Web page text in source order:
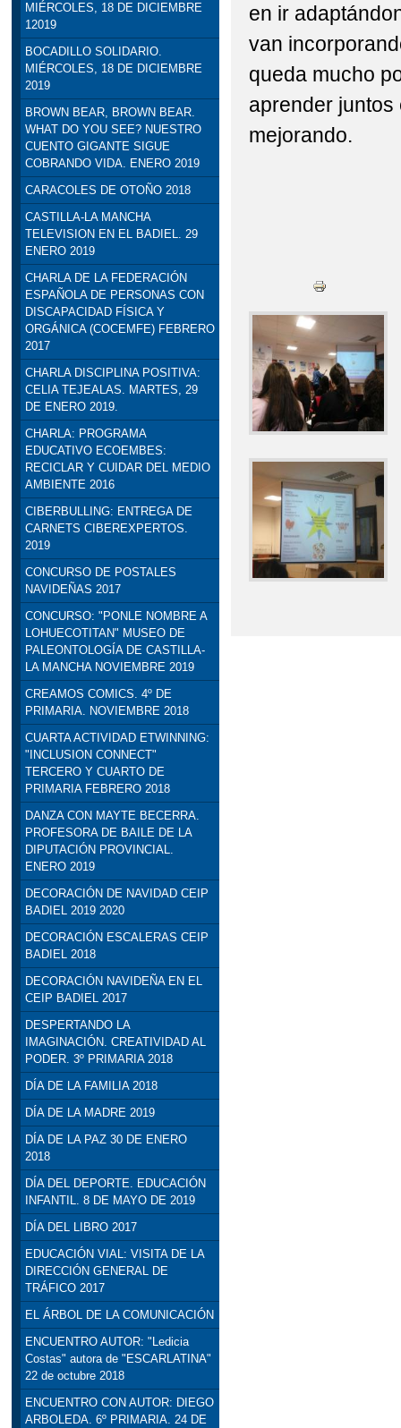
MIÉRCOLES, 18 DE DICIEMBRE
12019
BOCADILLO SOLIDARIO.
MIÉRCOLES, 18 DE DICIEMBRE
2019
BROWN BEAR, BROWN BEAR.
WHAT DO YOU SEE? NUESTRO
CUENTO GIGANTE SIGUE
COBRANDO VIDA. ENERO 2019
CARACOLES DE OTOÑO 2018
CASTILLA-LA MANCHA
TELEVISION EN EL BADIEL. 29
ENERO 2019
CHARLA DE LA FEDERACIÓN
ESPAÑOLA DE PERSONAS CON
DISCAPACIDAD FÍSICA Y
ORGÁNICA (COCEMFE) FEBRERO
2017
CHARLA DISCIPLINA POSITIVA:
CELIA TEJEALAS. MARTES, 29
DE ENERO 2019.
CHARLA: PROGRAMA
EDUCATIVO ECOEMBES:
RECICLAR Y CUIDAR DEL MEDIO
AMBIENTE 2016
CIBERBULLING: ENTREGA DE
CARNETS CIBEREXPERTOS.
2019
CONCURSO DE POSTALES
NAVIDEÑAS 2017
CONCURSO: "PONLE NOMBRE A
LOHUECOTITAN" MUSEO DE
PALEONTOLOGÍA DE CASTILLA-
LA MANCHA NOVIEMBRE 2019
CREAMOS COMICS. 4º DE
PRIMARIA. NOVIEMBRE 2018
CUARTA ACTIVIDAD ETWINNING:
"INCLUSION CONNECT"
TERCERO Y CUARTO DE
PRIMARIA FEBRERO 2018
DANZA CON MAYTE BECERRA.
PROFESORA DE BAILE DE LA
DIPUTACIÓN PROVINCIAL.
ENERO 2019
DECORACIÓN DE NAVIDAD CEIP
BADIEL 2019 2020
DECORACIÓN ESCALERAS CEIP
BADIEL 2018
DECORACIÓN NAVIDEÑA EN EL
CEIP BADIEL 2017
DESPERTANDO LA
IMAGINACIÓN. CREATIVIDAD AL
PODER. 3º PRIMARIA 2018
DÍA DE LA FAMILIA 2018
DÍA DE LA MADRE 2019
DÍA DE LA PAZ 30 DE ENERO
2018
DÍA DEL DEPORTE. EDUCACIÓN
INFANTIL. 8 DE MAYO DE 2019
DÍA DEL LIBRO 2017
EDUCACIÓN VIAL: VISITA DE LA
DIRECCIÓN GENERAL DE
TRÁFICO 2017
EL ÁRBOL DE LA COMUNICACIÓN
ENCUENTRO AUTOR: "Ledicia
Costas" autora de "ESCARLATINA"
22 de octubre 2018
ENCUENTRO CON AUTOR: DIEGO
ARBOLEDA. 6º PRIMARIA. 24 DE
en ir
van
queda mucho
aprender
mejorando.